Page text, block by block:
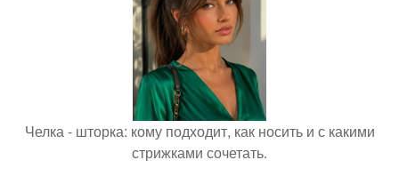
Челка - шторка: кому подходит, как носить и с какими
стрижками сочетать.